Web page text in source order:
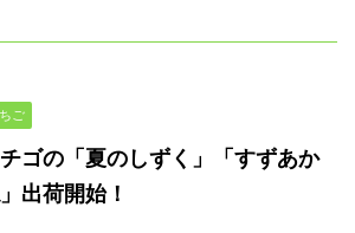
ご
ゴの「夏のしずく」「すずあか
出荷開始！